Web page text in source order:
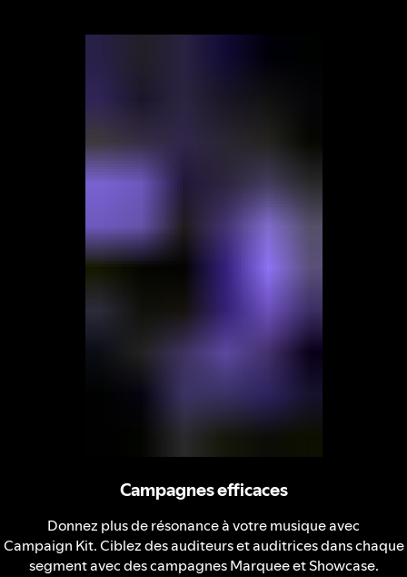
Campagnes efficaces
Donnez plus de résonance à votre musique avec
Campaign Kit. Ciblez des auditeurs et auditrices dans chaque
segment avec des campagnes Marquee et Showcase.